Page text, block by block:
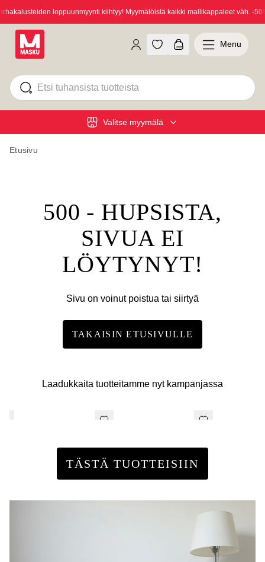
loppuunmyynti kiihtyy! Myymälöistä kaikki mallikappaleet väh. -
Valitse myymälä
Menu
Etusivu
500 - HUPSISTA,
SIVUA EI
LÖYTYNYT!
Sivu on voinut poistua tai siirtyä
TAKAISIN ETUSIVULLE
Laadukkaita tuotteitamme nyt kampanjassa
TÄSTÄ TUOTTEISIIN